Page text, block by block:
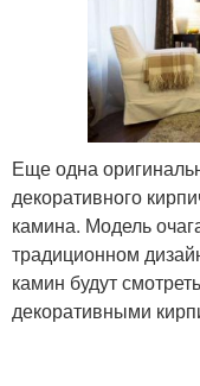
Еще одна
декоративного
камина. Модель
традиционном
камин будут
декоративными